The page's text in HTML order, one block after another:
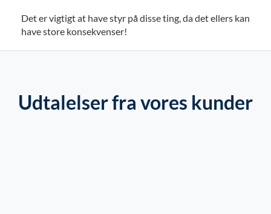
Det er vigtigt at have styr på disse ting, da det ellers kan
have store konsekvenser!
Udtalelser fra vores kunder